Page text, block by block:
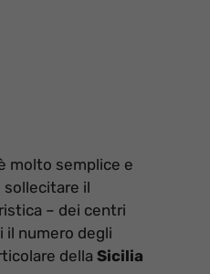
molto semplice e
sollecitare il
– dei centri
il numero degli
della Sicilia